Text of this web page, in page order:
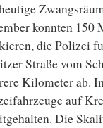
konnten 150
die Polizei
Straße vom
Kilometer ab.
auf
Die